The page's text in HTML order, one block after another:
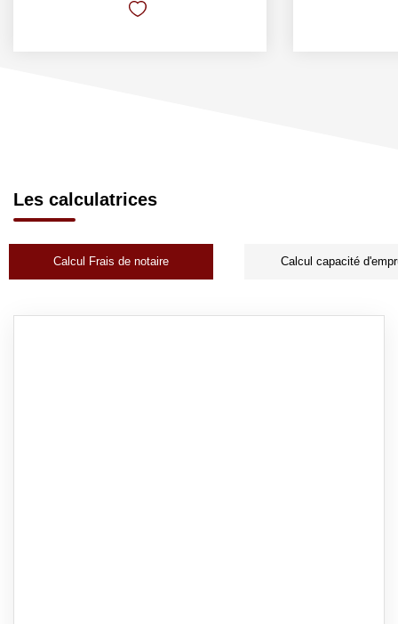
Les calculatrices
Calcul Frais de notaire Calcul capacité